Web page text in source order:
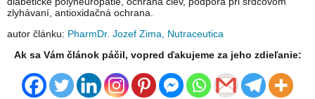
zlyhávaní, antioxidačná ochrana.
autor článku: PharmDr. Jozef Zima, Nutraceutica
Ak sa Vám článok páčil, vopred ďakujeme za jeho zdieľanie: